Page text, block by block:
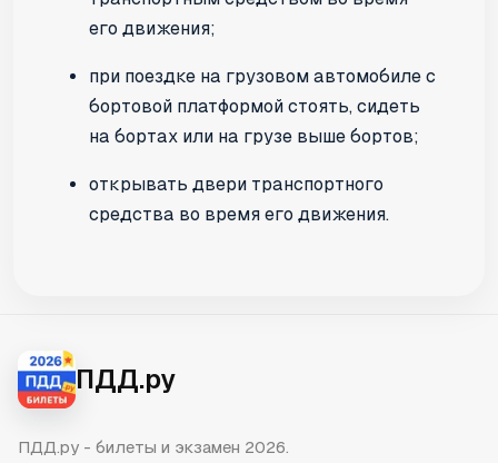
его движения;
при поездке на грузовом автомобиле с
бортовой платформой стоять, сидеть
на бортах или на грузе выше бортов;
открывать двери транспортного
средства во время его движения.
ПДД.ру
ПДД.ру - билеты и экзамен 2026.